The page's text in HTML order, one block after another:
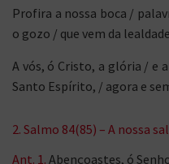
Profira a nossa boca /
o gozo / que vem da
A vós, ó Cristo, a glória / e
Santo Espírito, / agora e
2. Salmo 84(85) – A nossa
Ant. 1. Abençoastes, ó